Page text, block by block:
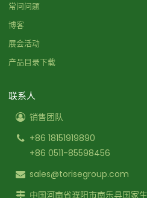
常问问题
博客
展会活动
产品目录下载
联系人
销售团队
+86 18151919890
+86 0511-85598456
sales@torisegroup.com
中国河南省濮阳市南乐县国家